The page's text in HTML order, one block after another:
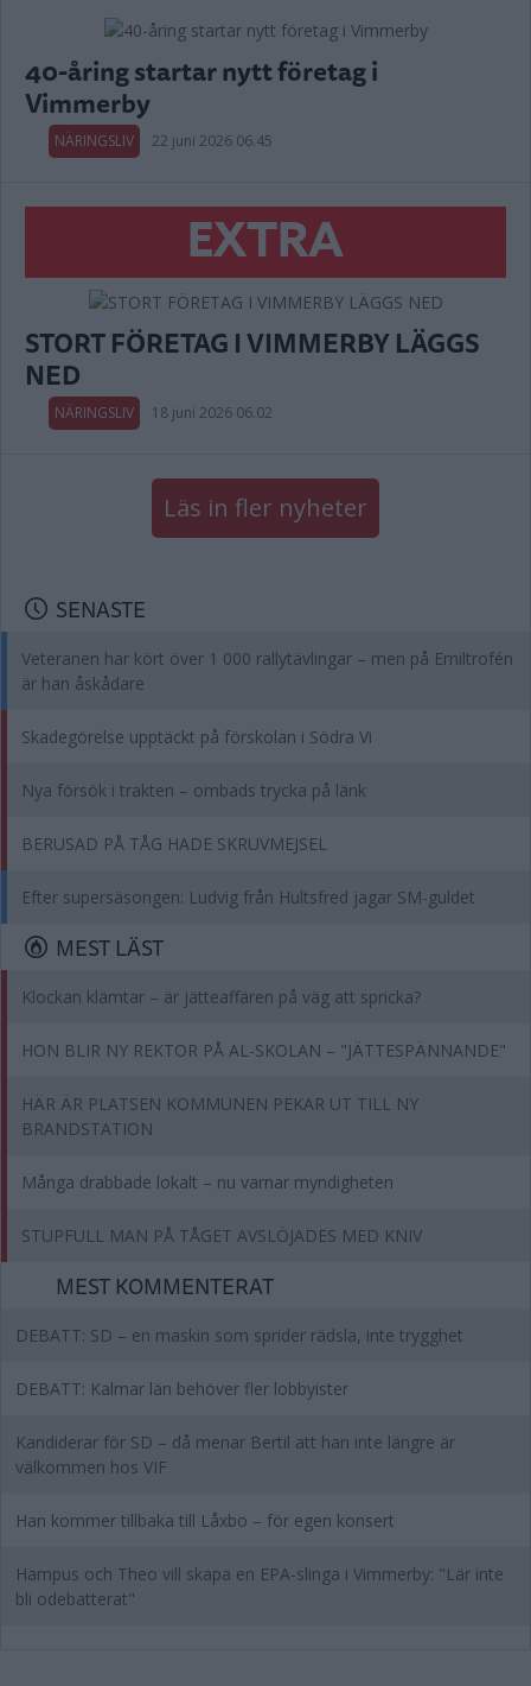
40-åring startar nytt företag i
Vimmerby
NÄRINGSLIV 22 juni 2026 06.45
EXTRA
STORT FÖRETAG I VIMMERBY LÄGGS
NED
NÄRINGSLIV 18 juni 2026 06.02
Läs in fler nyheter
SENASTE
Veteranen har kört över 1 000 rallytävlingar – men på Emiltrofén
är han åskådare
Skadegörelse upptäckt på förskolan i Södra Vi
Nya försök i trakten – ombads trycka på länk
BERUSAD PÅ TÅG HADE SKRUVMEJSEL
Efter supersäsongen: Ludvig från Hultsfred jagar SM-guldet
MEST LÄST
Klockan klämtar – är jätteaffären på väg att spricka?
HON BLIR NY REKTOR PÅ AL-SKOLAN – "JÄTTESPÄNNANDE"
HÄR ÄR PLATSEN KOMMUNEN PEKAR UT TILL NY
BRANDSTATION
Många drabbade lokalt – nu varnar myndigheten
STUPFULL MAN PÅ TÅGET AVSLÖJADES MED KNIV
MEST KOMMENTERAT
DEBATT: SD – en maskin som sprider rädsla, inte trygghet
DEBATT: Kalmar län behöver fler lobbyister
Kandiderar för SD – då menar Bertil att han inte längre är
välkommen hos VIF
Han kommer tillbaka till Låxbo – för egen konsert
Hampus och Theo vill skapa en EPA-slinga i Vimmerby: "Lär inte
bli odebatterat"